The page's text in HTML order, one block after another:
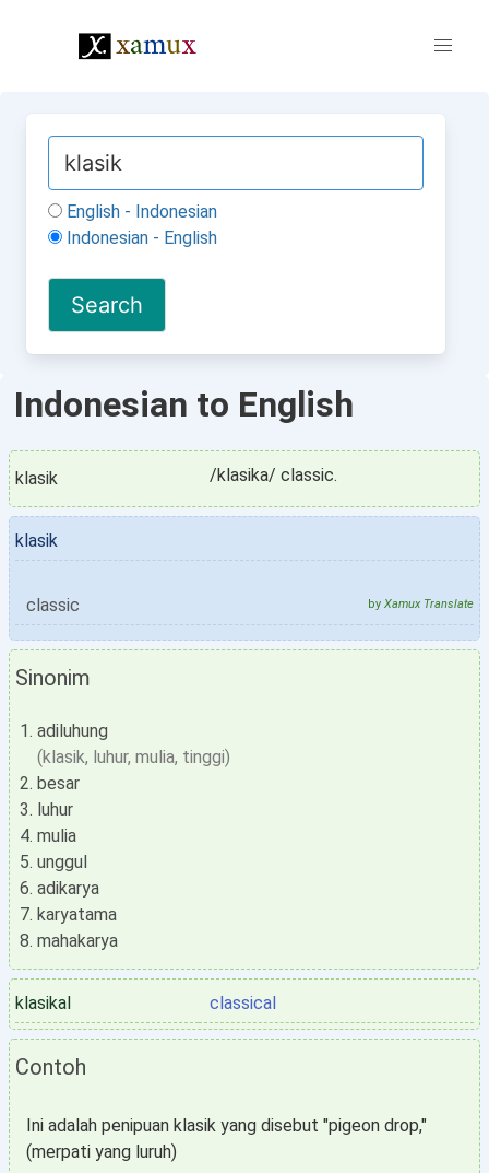
English - Indonesian
Indonesian - English
Indonesian to English
klasik /klasika/ classic.
klasik
classic by Xamux Translate
Sinonim
adiluhung
(klasik, luhur, mulia, tinggi)
besar
luhur
mulia
unggul
adikarya
karyatama
mahakarya
klasikal classical
Contoh
Ini adalah penipuan klasik yang disebut "pigeon drop,"
(merpati yang luruh)